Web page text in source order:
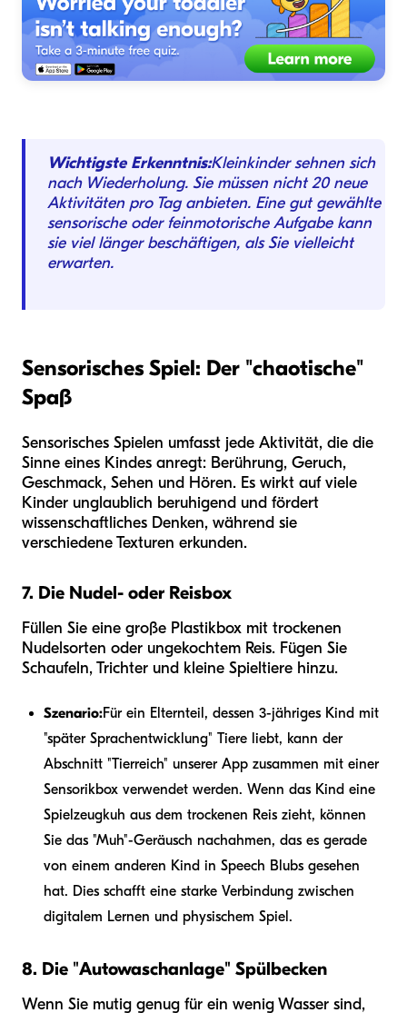
Wichtigste Erkenntnis:Kleinkinder sehnen sich
nach Wiederholung. Sie müssen nicht 20 neue
Aktivitäten pro Tag anbieten. Eine gut gewählte
sensorische oder feinmotorische Aufgabe kann
sie viel länger beschäftigen, als Sie vielleicht
erwarten.
Sensorisches Spiel: Der "chaotische"
Spaß
Sensorisches Spielen umfasst jede Aktivität, die die
Sinne eines Kindes anregt: Berührung, Geruch,
Geschmack, Sehen und Hören. Es wirkt auf viele
Kinder unglaublich beruhigend und fördert
wissenschaftliches Denken, während sie
verschiedene Texturen erkunden.
7. Die Nudel- oder Reisbox
Füllen Sie eine große Plastikbox mit trockenen
Nudelsorten oder ungekochtem Reis. Fügen Sie
Schaufeln, Trichter und kleine Spieltiere hinzu.
Szenario:Für ein Elternteil, dessen 3-jähriges Kind mit
"später Sprachentwicklung" Tiere liebt, kann der
Abschnitt "Tierreich" unserer App zusammen mit einer
Sensorikbox verwendet werden. Wenn das Kind eine
Spielzeugkuh aus dem trockenen Reis zieht, können
Sie das "Muh"-Geräusch nachahmen, das es gerade
von einem anderen Kind in Speech Blubs gesehen
hat. Dies schafft eine starke Verbindung zwischen
digitalem Lernen und physischem Spiel.
8. Die "Autowaschanlage" Spülbecken
Wenn Sie mutig genug für ein wenig Wasser sind,